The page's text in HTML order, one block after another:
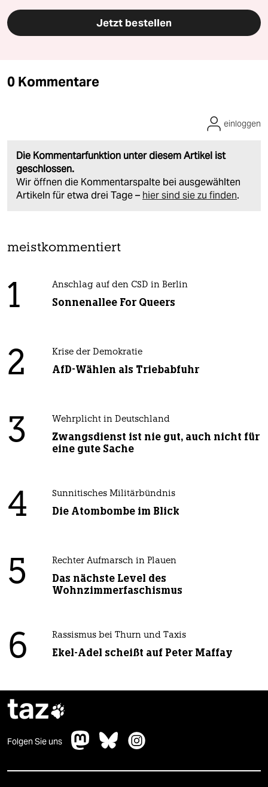
Jetzt bestellen
0 Kommentare
Die Kommentarfunktion unter diesem Artikel ist
geschlossen.
Wir öffnen die Kommentarspalte bei ausgewählten
Artikeln für etwa drei Tage – hier sind sie zu finden.
einloggen
meistkommentiert
1 Anschlag auf den CSD in Berlin
Sonnenallee For Queers
2 Krise der Demokratie
AfD-Wählen als Triebabfuhr
3 Wehrplicht in Deutschland
Zwangsdienst ist nie gut, auch nicht für
eine gute Sache
4 Sunnitisches Militärbündnis
Die Atombombe im Blick
5 Rechter Aufmarsch in Plauen
Das nächste Level des
Wohnzimmerfaschismus
6 Rassismus bei Thurn und Taxis
Ekel-Adel scheißt auf Peter Maffay
taz
Folgen Sie uns